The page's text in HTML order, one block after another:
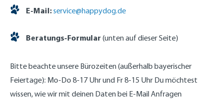
E-Mail:service@happydog.de
Beratungs-Formular (unten auf dieser Seite)
Bitte beachte unsere Bürozeiten (außerhalb bayerischer
Feiertage): Mo-Do 8-17 Uhr und Fr 8-15 Uhr Du möchtest
wissen, wie wir mit deinen Daten bei E-Mail Anfragen